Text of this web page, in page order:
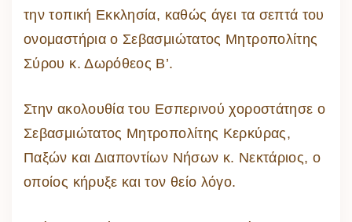
την τοπική Εκκλησία, καθώς άγει τα σεπτά του
ονομαστήρια ο Σεβασμιώτατος Μητροπολίτης
Σύρου κ. Δωρόθεος Β’.
Στην ακολουθία του Εσπερινού χοροστάτησε ο
Σεβασμιώτατος Μητροπολίτης Κερκύρας,
Παξών και Διαποντίων Νήσων κ. Νεκτάριος, ο
οποίος κήρυξε και τον θείο λόγο.